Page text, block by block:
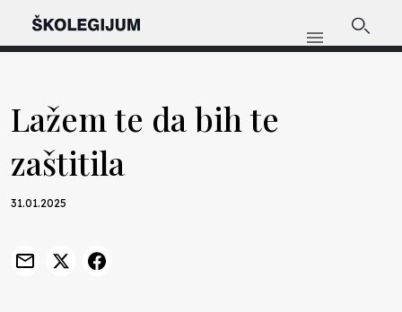
Lažem te da bih te
zaštitila
31.01.2025